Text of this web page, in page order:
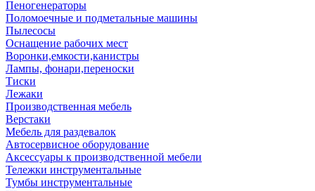
Пеногенераторы
Поломоечные и подметальные машины
Пылесосы
Оснащение рабочих мест
Воронки,емкости,канистры
Лампы, фонари,переноски
Тиски
Лежаки
Производственная мебель
Верстаки
Мебель для раздевалок
Автосервисное оборудование
Аксессуары к производственной мебели
Тележки инструментальные
Тумбы инструментальные